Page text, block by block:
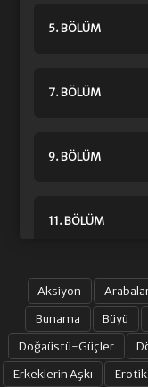
5. BÖLÜM
7. BÖLÜM
9. BÖLÜM
11. BÖLÜM
13. BÖLÜM
15. BÖLÜM
Aksiyon
Bunama
Büyü
Doğaüstü-Güçler
Erkeklerin Aşkı
Erotik